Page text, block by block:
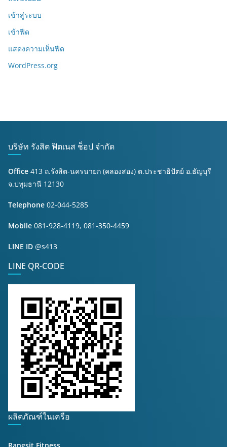
เข้าสู่ระบบ
เข้าฟีด
แสดงความเห็นฟีด
WordPress.org
บริษัท รังสิต ฟิตเนส ช็อป จำกัด
Office 413 ถ.รังสิต-นครนายก (คลองสอง) ต.ประชาธิปัตย์ อ.ธัญบุรี
จ.ปทุมธานี 12130
Telephone 02-044-5285
Mobile 081-928-4119, 081-350-4459
LINE ID @s413
LINE QR-CODE
ผลิตภัณฑ์ในเครือ